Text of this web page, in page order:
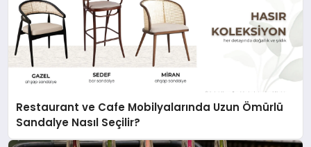
Restaurant ve Cafe Mobilyalarında Uzun Ömürlü
Sandalye Nasıl Seçilir?